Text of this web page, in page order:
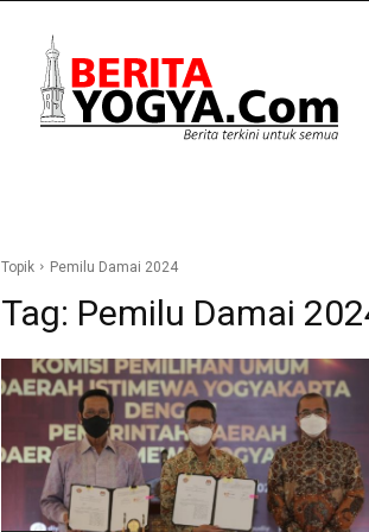
Yogya
Topik Pemilu Damai 2024
Tag: Pemilu Damai